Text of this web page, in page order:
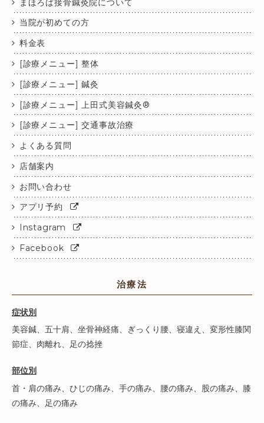
まほろば接骨鍼灸院について
当院が初めての方
料金表
[診療メニュー] 整体
[診療メニュー] 鍼灸
[診療メニュー] 上田式美容鍼灸®
[診療メニュー] 交通事故治療
よくある質問
店舗案内
お問い合わせ
アプリ予約
Instagram
Facebook
治療法
症状別
美容鍼、 五十肩、 坐骨神経痛、 ぎっくり腰、 寝違え 、 変形性膝関
節症、 肉離れ、 足の捻挫
部位別
首・肩の痛み、 ひじの痛み、 手の痛み、 腰の痛み、 股の痛み、 膝
の痛み、 足の痛み